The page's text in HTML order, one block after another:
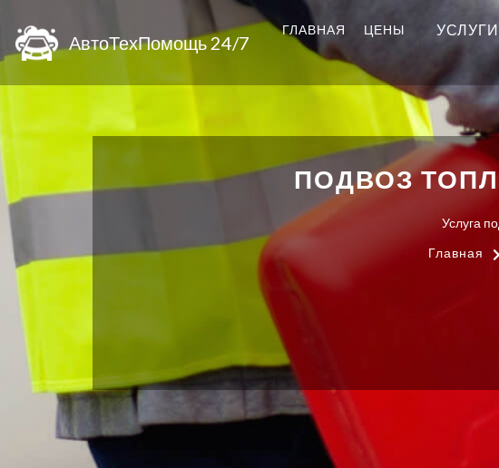
АвтоТехПомощь 24/7
ГЛАВНАЯ ЦЕНЫ УСЛУГИ
ПОДВОЗ
Услуга
Главная